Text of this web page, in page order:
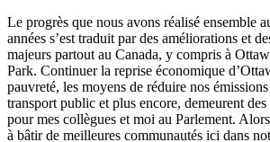
Le progrès que nous avons réalisé ensemble
années s’est traduit par des améliorations et
majeurs partout au Canada, y compris à
Park. Continuer la reprise économique
pauvreté, les moyens de réduire nos
transport public et plus encore, demeurent
pour mes collègues et moi au Parlement.
à bâtir de meilleures communautés ici dans